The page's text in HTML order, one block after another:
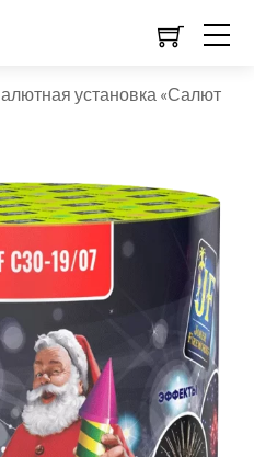
установка «Салют